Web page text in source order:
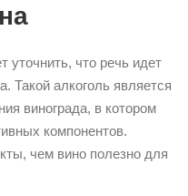
уточнить, что речь идет
Такой алкоголь является
винограда, в котором
компонентов.
чем вино полезно для